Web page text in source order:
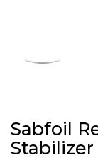
Sabfoil
Stabilizer